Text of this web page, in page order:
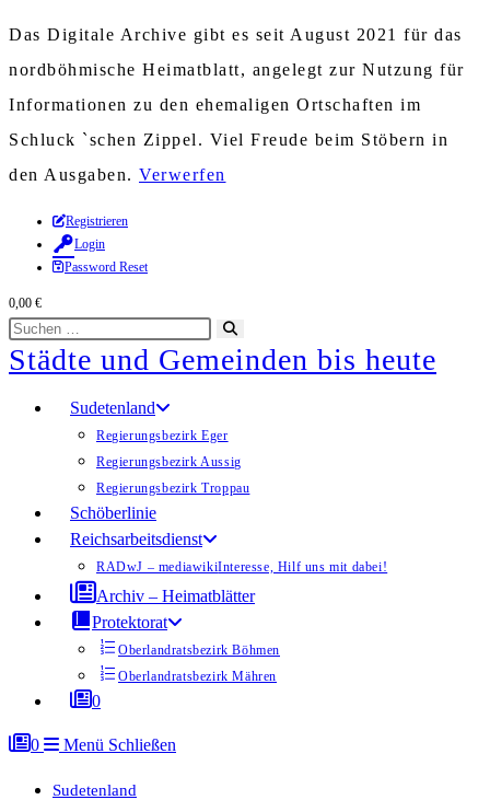
Das Digitale Archive gibt es seit August 2021 für das
nordböhmische Heimatblatt, angelegt zur Nutzung für
Informationen zu den ehemaligen Ortschaften im
Schluck `schen Zippel. Viel Freude beim Stöbern in
den Ausgaben. Verwerfen
Zum
Inhalt
springen
Registrieren
Login
Password Reset
0,00 €
Diese
Website
durchsuchen
starten
Städte und Gemeinden bis heute
Sudetenland
Regierungsbezirk Eger
Regierungsbezirk Aussig
Regierungsbezirk Troppau
Schöberlinie
Reichsarbeitsdienst
RADwJ – mediawikiInteresse, Hilf uns mit dabei!
Archiv – Heimatblätter
Protektorat
Oberlandratsbezirk Böhmen
Oberlandratsbezirk Mähren
0
0 Menü Schließen
Sudetenland